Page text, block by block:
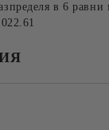
в 6 равни